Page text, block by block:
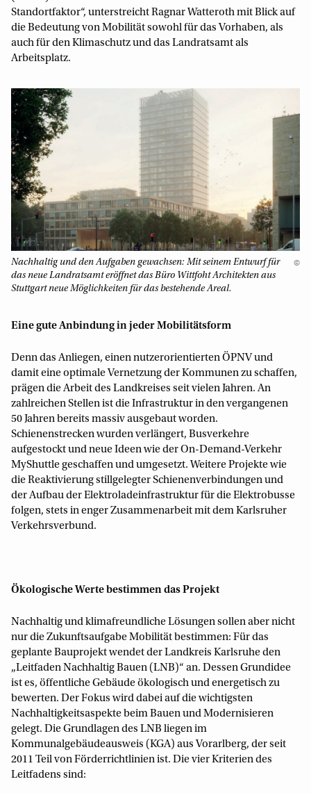
Standortfaktor“, unterstreicht Ragnar Watteroth mit Blick auf
die Bedeutung von Mobilität sowohl für das Vorhaben, als
auch für den Klimaschutz und das Landratsamt als
Arbeitsplatz.
Nachhaltig und den Aufgaben gewachsen: Mit seinem Entwurf für
das neue Landratsamt eröffnet das Büro Wittfoht Architekten aus
Stuttgart neue Möglichkeiten für das bestehende Areal.
©
Eine gute Anbindung in jeder Mobilitätsform
Denn das Anliegen, einen nutzerorientierten ÖPNV und
damit eine optimale Vernetzung der Kommunen zu schaffen,
prägen die Arbeit des Landkreises seit vielen Jahren. An
zahlreichen Stellen ist die Infrastruktur in den vergangenen
50 Jahren bereits massiv ausgebaut worden.
Schienenstrecken wurden verlängert, Busverkehre
aufgestockt und neue Ideen wie der On-Demand-Verkehr
MyShuttle geschaffen und umgesetzt. Weitere Projekte wie
die Reaktivierung stillgelegter Schienenverbindungen und
der Aufbau der Elektroladeinfrastruktur für die Elektrobusse
folgen, stets in enger Zusammenarbeit mit dem Karlsruher
Verkehrsverbund.
Ökologische Werte bestimmen das Projekt
Nachhaltig und klimafreundliche Lösungen sollen aber nicht
nur die Zukunftsaufgabe Mobilität bestimmen: Für das
geplante Bauprojekt wendet der Landkreis Karlsruhe den
„Leitfaden Nachhaltig Bauen (LNB)“ an. Dessen Grundidee
ist es, öffentliche Gebäude ökologisch und energetisch zu
bewerten. Der Fokus wird dabei auf die wichtigsten
Nachhaltigkeitsaspekte beim Bauen und Modernisieren
gelegt. Die Grundlagen des LNB liegen im
Kommunalgebäudeausweis (KGA) aus Vorarlberg, der seit
2011 Teil von Förderrichtlinien ist. Die vier Kriterien des
Leitfadens sind: